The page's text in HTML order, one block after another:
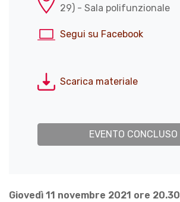
29) - Sala polifunzionale
Segui su Facebook
Scarica materiale
EVENTO CONCLUSO
Giovedì 11 novembre 2021 ore 20.30